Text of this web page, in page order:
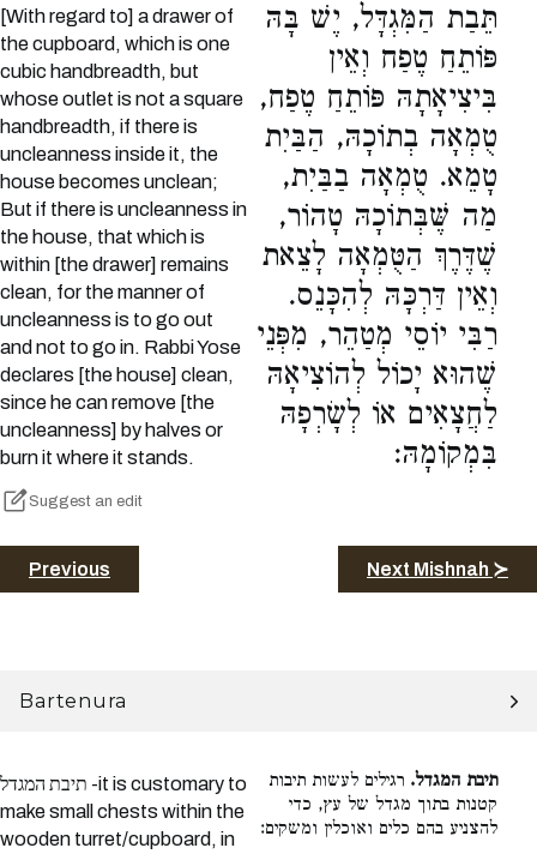
[With regard to] a drawer of
the cupboard, which is one
cubic handbreadth, but
whose outlet is not a square
handbreadth, if there is
uncleanness inside it, the
house becomes unclean;
But if there is uncleanness in
the house, that which is
within [the drawer] remains
clean, for the manner of
uncleanness is to go out
and not to go in. Rabbi Yose
declares [the house] clean,
since he can remove [the
uncleanness] by halves or
burn it where it stands.
Suggest an edit
תֵּבַת הַמִּגְדָּל, יֶשׁ בָּהּ
פּוֹתֵחַ טֶפַח וְאֵין
בִּיצִיאָתָהּ פּוֹתֵחַ טֶפַח,
טֻמְאָה בְתוֹכָהּ, הַבַּיִת
טָמֵא. טֻמְאָה בַבַּיִת,
מַה שֶּׁבְּתוֹכָהּ טָהוֹר,
שֶׁדֶּרֶךְ הַטֻּמְאָה לָצֵאת
וְאֵין דַּרְכָּהּ לְהִכָּנֵס.
רַבִּי יוֹסֵי מְטַהֵר, מִפְּנֵי
שֶׁהוּא יָכוֹל לְהוֹצִיאָהּ
לַחֲצָאִים אוֹ לְשָׂרְפָהּ
בִּמְקוֹמָהּ:
Previous Next Mishnah ≻
Bartenura
תיבת המגדל -it is customary to
make small chests within the
wooden turret/cupboard, in
תיבת המגדל. רגילים לעשות תיבות
קטנות בתוך מגדל של עץ, כדי
להצניע בהם כלים ואוכלין ומשקים: